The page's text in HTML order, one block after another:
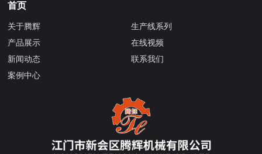
首页
关于腾辉
产品展示
新闻动态
案例中心
生产线系列
在线视频
联系我们